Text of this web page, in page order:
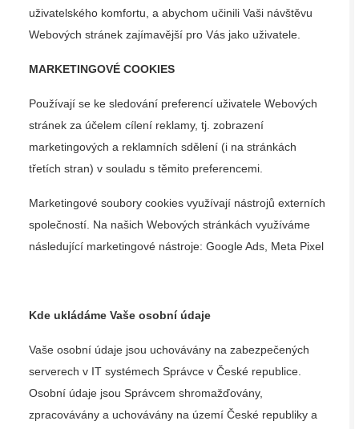
uživatelského komfortu, a abychom učinili Vaši návštěvu
Webových stránek zajímavější pro Vás jako uživatele.
MARKETINGOVÉ COOKIES
Používají se ke sledování preferencí uživatele Webových
stránek za účelem cílení reklamy, tj. zobrazení
marketingových a reklamních sdělení (i na stránkách
třetích stran) v souladu s těmito preferencemi.
Marketingové soubory cookies využívají nástrojů externích
společností. Na našich Webových stránkách využíváme
následující marketingové nástroje: Google Ads, Meta Pixel
Kde ukládáme Vaše osobní údaje
Vaše osobní údaje jsou uchovávány na zabezpečených
serverech v IT systémech Správce v České republice.
Osobní údaje jsou Správcem shromažďovány,
zpracovávány a uchovávány na území České republiky a